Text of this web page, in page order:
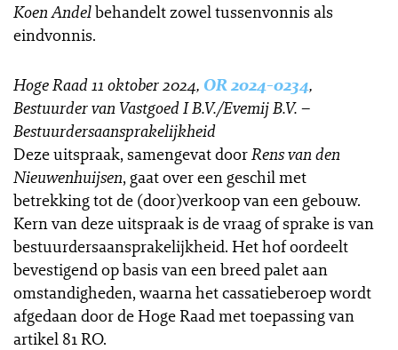
Koen Andelbehandelt zowel tussenvonnis als
eindvonnis.
Hoge Raad 11 oktober 2024, OR 2024-0234,
Bestuurder van Vastgoed I B.V./Evemij B.V. –
Bestuurdersaansprakelijkheid
Deze uitspraak, samengevat doorRens van den
Nieuwenhuijsen, gaat over een geschil met
betrekking tot de (door)verkoop van een gebouw.
Kern van deze uitspraak is de vraag of sprake is van
bestuurdersaansprakelijkheid. Het hof oordeelt
bevestigend op basis van een breed palet aan
omstandigheden, waarna het cassatieberoep wordt
afgedaan door de Hoge Raad met toepassing van
artikel 81 RO.